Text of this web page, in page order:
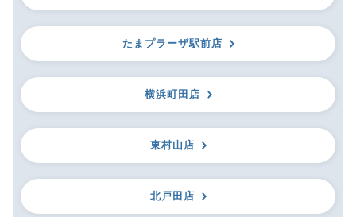
たまプラーザ駅前店
横浜町田店
東村山店
北戸田店